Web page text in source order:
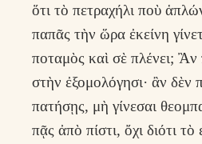
ὅτι τὸ πετραχήλι ποὺ
παπᾶς τὴν ὥρα ἐκείνη
ποταμὸς καὶ σὲ πλένει; Ἂν
στὴν ἐξομολόγησι· ἂν δὲν
πατήσῃς, μὴ γίνεσαι
πᾷς ἀπὸ πίστι, ὄχι διότι